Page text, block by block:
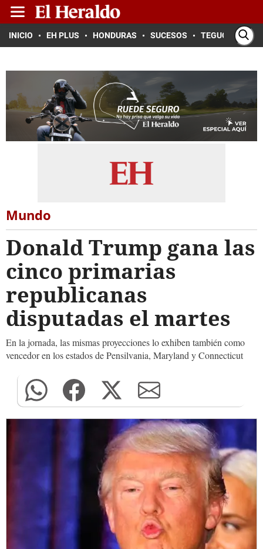
INICIO EH PLUS HONDURAS SUCESOS TEGUCIGALPA
Mundo
Donald Trump gana las
cinco primarias
republicanas
disputadas el martes
En la jornada, las mismas proyecciones lo exhiben también como
vencedor en los estados de Pensilvania, Maryland y Connecticut